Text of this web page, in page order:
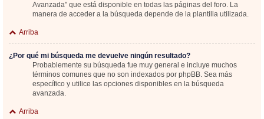
Avanzada" que está disponible en todas las páginas del foro. La
manera de acceder a la búsqueda depende de la plantilla utilizada.
Arriba
¿Por qué mi búsqueda me devuelve ningún resultado?
Probablemente su búsqueda fue muy general e incluye muchos
términos comunes que no son indexados por phpBB. Sea más
específico y utilice las opciones disponibles en la búsqueda
avanzada.
Arriba